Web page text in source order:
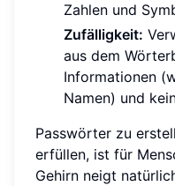
Zahlen und
Zufälligkeit:
aus dem
Informationen
Namen) und
Passwörter zu
erfüllen, ist für
Gehirn neigt